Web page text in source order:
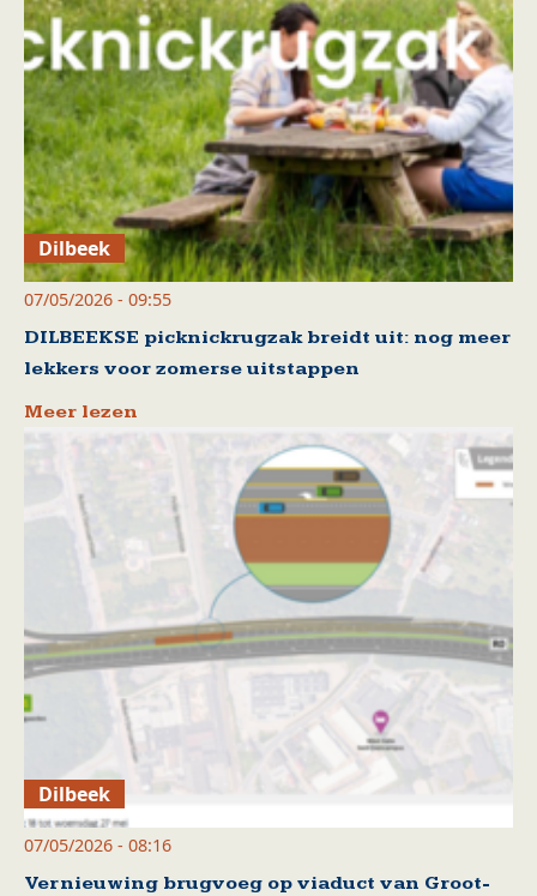
Dilbeek
07/05/2026 - 09:55
DILBEEKSE picknickrugzak breidt uit: nog meer
lekkers voor zomerse uitstappen
Meer lezen
Dilbeek
07/05/2026 - 08:16
Vernieuwing brugvoeg op viaduct van Groot-